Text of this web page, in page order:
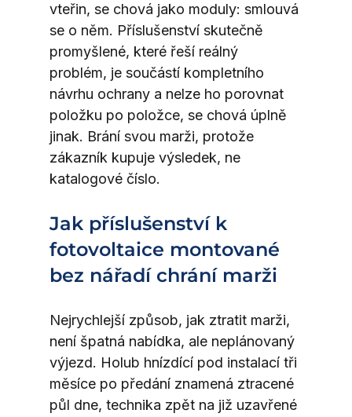
vteřin, se chová jako moduly: smlouvá
se o něm. Příslušenství skutečně
promyšlené, které řeší reálný
problém, je součástí kompletního
návrhu ochrany a nelze ho porovnat
položku po položce, se chová úplně
jinak. Brání svou marži, protože
zákazník kupuje výsledek, ne
katalogové číslo.
Jak příslušenství k
fotovoltaice montované
bez nářadí chrání marži
Nejrychlejší způsob, jak ztratit marži,
není špatná nabídka, ale neplánovaný
výjezd. Holub hnízdící pod instalací tři
měsíce po předání znamená ztracené
půl dne, technika zpět na již uzavřené